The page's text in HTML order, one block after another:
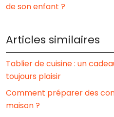
de son enfant ?
Articles similaires
Tablier de cuisine : un
toujours plaisir
Comment préparer des
maison ?